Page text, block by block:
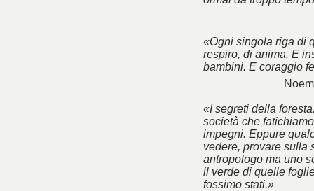
«Ogni singola riga di
respiro, di anima. E
bambini. E coraggio
«I segreti della
società che
impegni. Eppure
vedere, provare sulla
antropologo ma uno
il verde di quelle
fossimo stati.»